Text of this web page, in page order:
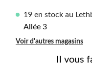
19 en stock au
Allée 3
Voir d'autres magasins
Il vous